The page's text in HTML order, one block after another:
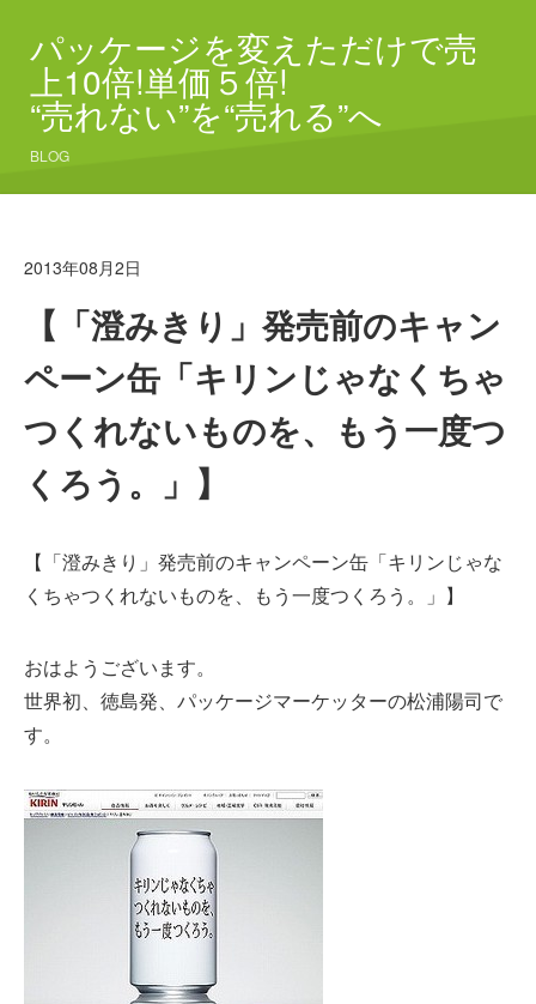
パッケージを変えただけで売
上10倍!単価５倍!
“売れない”を“売れる”へ
BLOG
2013年08月2日
【「澄みきり」発売前のキャン
ペーン缶「キリンじゃなくちゃ
つくれないものを、もう一度つ
くろう。」】
【「澄みきり」発売前のキャンペーン缶「キリンじゃな
くちゃつくれないものを、もう一度つくろう。」】
おはようございます。
世界初、徳島発、パッケージマーケッターの松浦陽司で
す。